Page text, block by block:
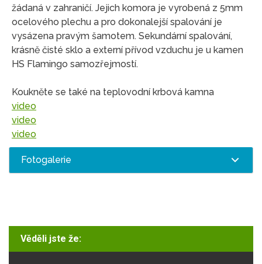
žádaná v zahraničí. Jejich komora je vyrobená z 5mm
ocelového plechu a pro dokonalejší spalování je
vysázena pravým šamotem. Sekundární spalování,
krásně čisté sklo a externí přívod vzduchu je u kamen
HS Flamingo samozřejmostí.
Koukněte se také na teplovodní krbová kamna
video
video
video
Fotogalerie
Věděli jste že: